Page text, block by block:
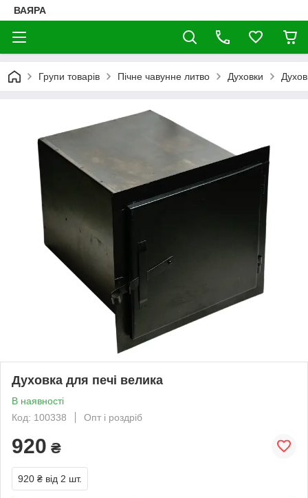
ВАЯРА
Групи товарів Пічне чавунне литво Духовки
Духовка для печі велика
В наявності
Код: 100338
Опт і роздріб
920 ₴
920 ₴ від 2 шт.